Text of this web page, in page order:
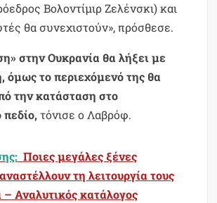
Βολοντίμιρ Ζελένσκι) και
θα συνεχιστούν», πρόσθεσε.
στην Ουκρανία θα λήξει με
όμως το περιεχόμενό της θα
την κατάσταση στο
πεδίο, τόνισε ο Λαβρόφ.
Ποιες μεγάλες ξένες
τη λειτουργία τους
Αναλυτικός κατάλογος